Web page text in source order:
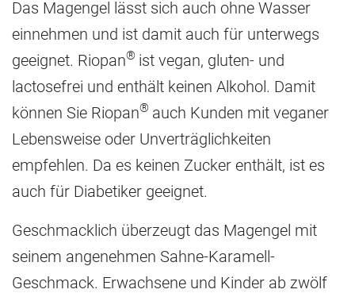
Das Magengel lässt sich auch ohne Wasser
einnehmen und ist damit auch für unterwegs
geeignet. Riopan® ist vegan, gluten- und
lactosefrei und enthält keinen Alkohol. Damit
können Sie Riopan® auch Kunden mit veganer
Lebensweise oder Unverträglichkeiten
empfehlen. Da es keinen Zucker enthält, ist es
auch für Diabetiker geeignet.
Geschmacklich überzeugt das Magengel mit
seinem angenehmen Sahne-Karamell-
Geschmack. Erwachsene und Kinder ab zwölf